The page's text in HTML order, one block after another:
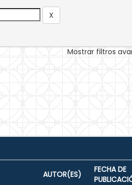
Mostrar filtros
AUTOR(ES)
FECHA DE